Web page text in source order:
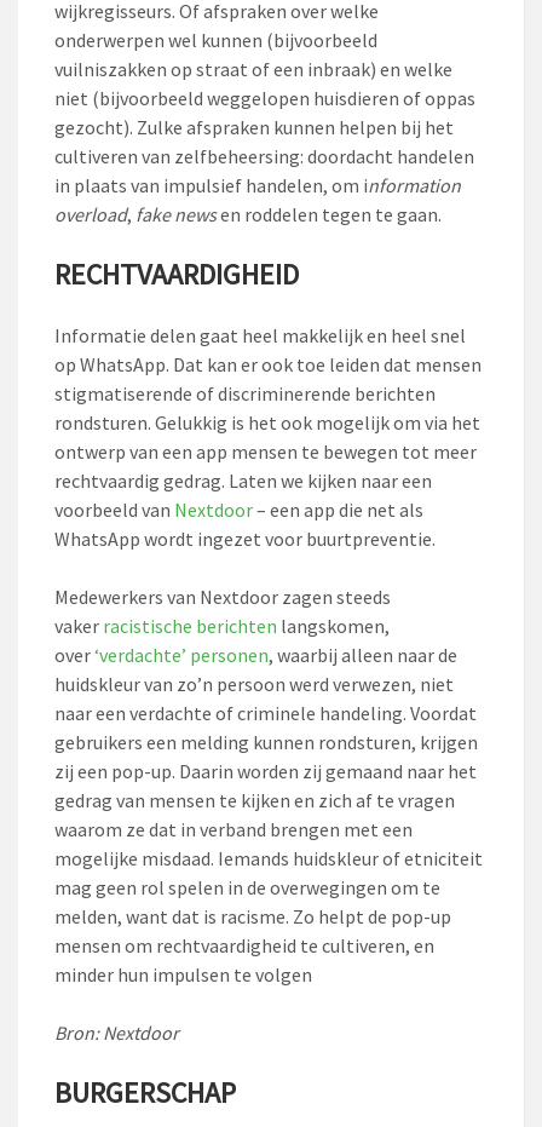
wijkregisseurs. Of afspraken over welke
onderwerpen wel kunnen (bijvoorbeeld
vuilniszakken op straat of een inbraak) en welke
niet (bijvoorbeeld weggelopen huisdieren of oppas
gezocht). Zulke afspraken kunnen helpen bij het
cultiveren van zelfbeheersing: doordacht handelen
in plaats van impulsief handelen, om information
overload, fake newsen roddelen tegen te gaan.
RECHTVAARDIGHEID
Informatie delen gaat heel makkelijk en heel snel
op WhatsApp. Dat kan er ook toe leiden dat mensen
stigmatiserende of discriminerende berichten
rondsturen. Gelukkig is het ook mogelijk om via het
ontwerp van een app mensen te bewegen tot meer
rechtvaardig gedrag. Laten we kijken naar een
voorbeeld van Nextdoor– een app die net als
WhatsApp wordt ingezet voor buurtpreventie.
Medewerkers van Nextdoor zagen steeds
vaker racistische berichten langskomen,
over‘verdachte’ personen, waarbij alleen naar de
huidskleur van zo’n persoon werd verwezen, niet
naar een verdachte of criminele handeling. Voordat
gebruikers een melding kunnen rondsturen, krijgen
zij een pop-up. Daarin worden zij gemaand naar het
gedrag van mensen te kijken en zich af te vragen
waarom ze dat in verband brengen met een
mogelijke misdaad. Iemands huidskleur of etniciteit
mag geen rol spelen in de overwegingen om te
melden, want dat is racisme. Zo helpt de pop-up
mensen om rechtvaardigheid te cultiveren, en
minder hun impulsen te volgen
Bron: Nextdoor
BURGERSCHAP